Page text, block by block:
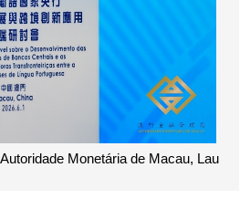
Monetária de Macau, Lau